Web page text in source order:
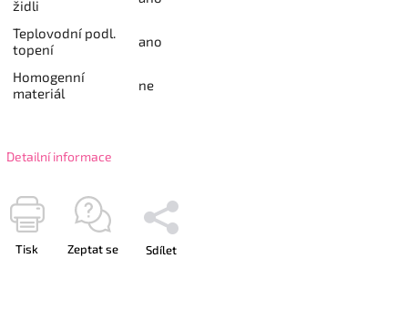
židli
Teplovodní podl.
topení
ano
Homogenní
materiál
ne
Detailní informace
Tisk Zeptat se Sdílet